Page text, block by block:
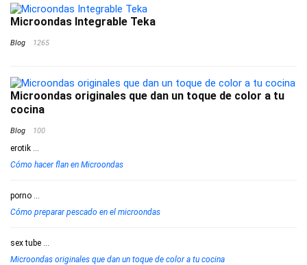
Microondas Integrable Teka
Blog 1265
Microondas originales que dan un toque de color a tu
cocina
Blog 100
erotik ...
Cómo hacer flan en Microondas
porno ...
Cómo preparar pescado en el microondas
sex tube ...
Microondas originales que dan un toque de color a tu cocina